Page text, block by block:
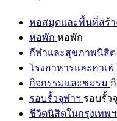
หอสมุดและพื้นที่สร้า
หอพัก หอพัก
กีฬาและสุขภาพนิสิต
โรงอาหารและคาเฟ่
กิจกรรมและชมรม
รอบรั้วจุฬาฯ รอบรั้ว
ชีวิตนิสิตในกรุงเทพฯ